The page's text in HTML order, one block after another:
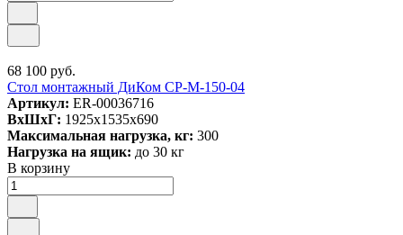
68 100 руб.
Стол монтажный ДиКом СР-М-150-04
Артикул: ER-00036716
ВxШxГ: 1925x1535x690
Максимальная нагрузка, кг: 300
Нагрузка на ящик: до 30 кг
В корзину